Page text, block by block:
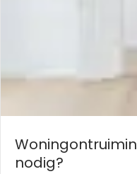
nodig?